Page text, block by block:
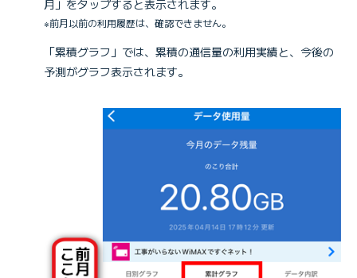
月」をタップすると表示されます。
※前月以前の利用履歴は、確認できません。
「累積グラフ」では、累積の通信量の利用実績と、今後の
予測がグラフ表示されます。